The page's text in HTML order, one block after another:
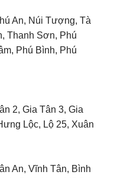
An, Núi Tượng, Tà
Thanh Sơn, Phú
Phú Bình, Phú
2, Gia Tân 3, Gia
Lộc, Lộ 25, Xuân
An, Vĩnh Tân, Bình